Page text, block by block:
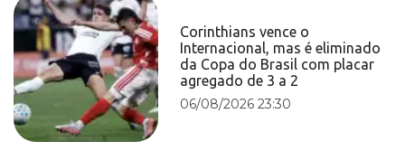
Corinthians vence o
Internacional, mas é eliminado
da Copa do Brasil com placar
agregado de 3 a 2
06/08/2026 23:30